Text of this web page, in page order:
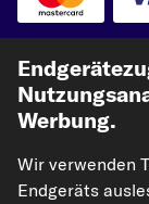
OPEL VECTRA A
OPEL VECTRA A
OPEL VECTRA A
Unsere
Werbung.
Wir verwenden
Endgeräts